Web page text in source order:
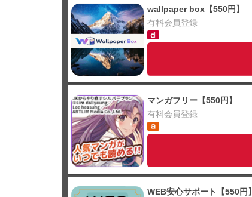
wallpaper box【550円】
有料会員登録
マンガフリー【550円】
有料会員登録
WEB安心サポート【550円】